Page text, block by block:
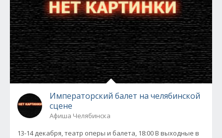
Императорский балет на челябинской
сцене
Афиша Челябинска
13-14 декабря, театр оперы и балета, 18:00 В выходные в